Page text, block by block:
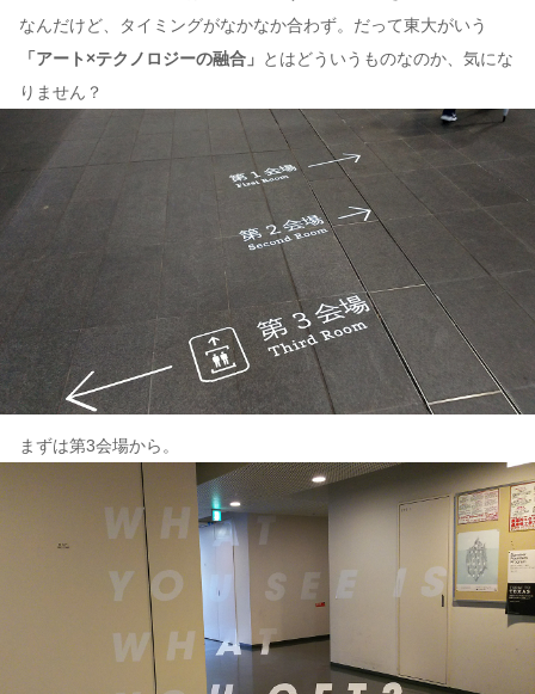
なんだけど、タイミングがなかなか合わず。だって東大がいう
「アート×テクノロジーの融合」 とはどういうものなのか、気にな
りません？
まずは第3会場から。